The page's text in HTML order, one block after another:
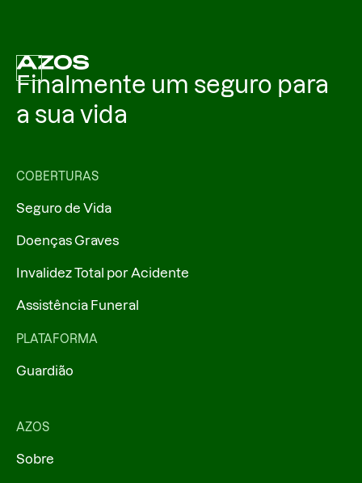
Finalmente um seguro para
a sua vida
COBERTURAS
Seguro de Vida
Doenças Graves
Invalidez Total por Acidente
Assistência Funeral
PLATAFORMA
Guardião
AZOS
Sobre